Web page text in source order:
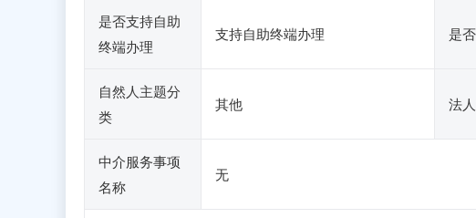
是否支持自助
终端办理
支持自助终端办理 是
自然人主题分
类
其他 法
中介服务事项
名称
无